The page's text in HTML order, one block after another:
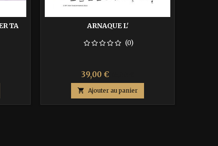
TA
ARNAQUE L'
(0)
Prix
39,00 €
base
 Ajouter au panier